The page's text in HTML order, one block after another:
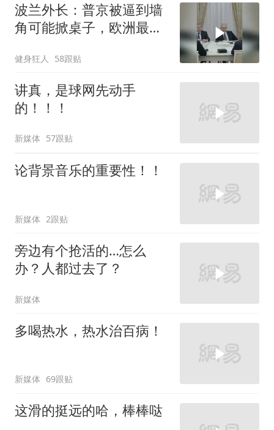
波兰外长：普京被逼到墙
角可能掀桌子，欧洲最担
健身狂人 58跟贴
讲真，是球网先动手
的！！！
新媒体 57跟贴
论背景音乐的重要性！！
新媒体 2跟贴
旁边有个抢活的…怎么
办？人都过去了？
新媒体
多喝热水，热水治百病！
新媒体 69跟贴
这滑的挺远的哈，棒棒哒